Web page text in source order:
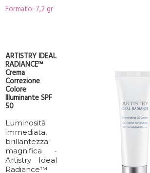
Formato: 7,2 gr
ARTISTRY IDEAL
RADIANCE™
Crema
Correzione
Colore
Illuminante SPF
50
Luminosità
immediata,
brillantezza
magnifica -
Artistry Ideal
Radiance™